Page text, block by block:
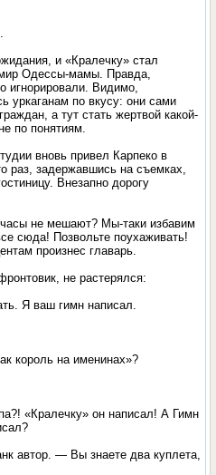
и «Кралечку» стал
Одессы-мамы. Правда,
игнорировали. Видимо,
уркаганам по вкусу: они сами
а тут стать жертвой какой-
по понятиям.
вновь привел Карпеко в
раз, задержавшись на съемках,
Внезапно дорогу
не мешают? Мы-таки избавим
сюда! Позвольте поухаживать!
произнес главарь.
не растерялся:
Я ваш гимн написал.
король на именинах»?
«Кралечку» он написал! А Гимн
автор. — Вы знаете два куплета,